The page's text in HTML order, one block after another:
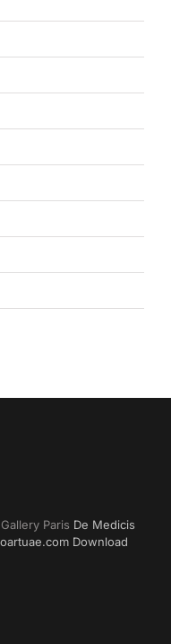
Paris De Medicis
Download